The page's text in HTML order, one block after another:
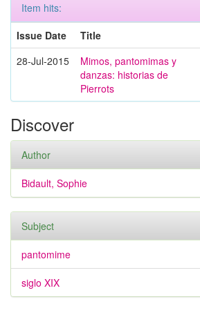
Item hits:
Issue Date
Title
28-Jul-2015
Mimos, pantomimas y
danzas: historias de
Pierrots
Discover
Author
Bidault, Sophie
Subject
pantomime
siglo XIX